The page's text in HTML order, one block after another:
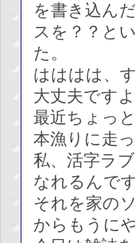
を書き込ん
スを？？と
た。
はははは、
大丈夫です
最近ちょっ
本漁りに走
私、活字ラ
なれるんで
それを家の
からもうに